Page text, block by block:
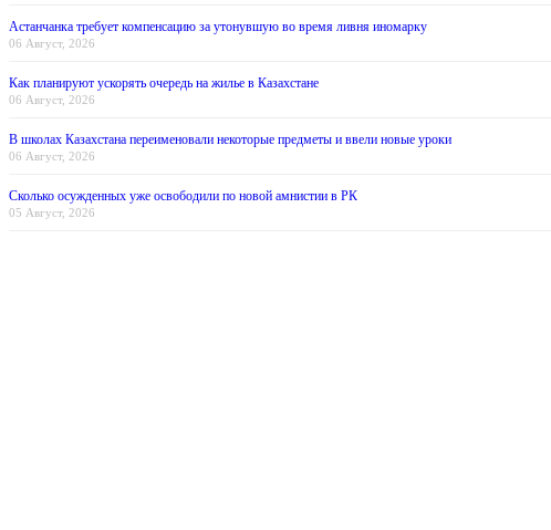
Астанчанка требует компенсацию за утонувшую во время ливня иномарку
06 Август, 2026
Как планируют ускорять очередь на жилье в Казахстане
06 Август, 2026
В школах Казахстана переименовали некоторые предметы и ввели новые уроки
06 Август, 2026
Сколько осужденных уже освободили по новой амнистии в РК
05 Август, 2026